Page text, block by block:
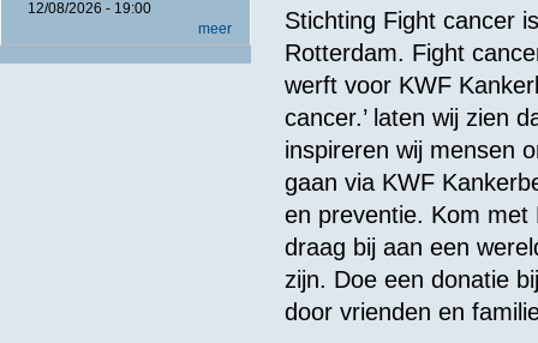
12/08/2026 - 19:00
meer
Stichting Fight cancer
Rotterdam. Fight
werft voor KWF
cancer.’ laten wij zien
inspireren wij mensen
gaan via KWF
en preventie. Kom met
draag bij aan een
zijn. Doe een donatie
door vrienden en